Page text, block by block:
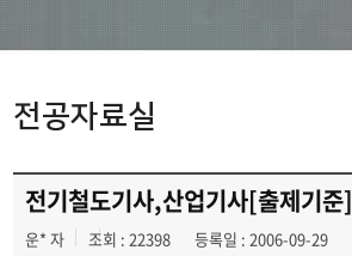
전공자료실
전기철도기사,산업기사[출제기준]
운* 자 조회 : 22398 등록일 : 2006-09-29